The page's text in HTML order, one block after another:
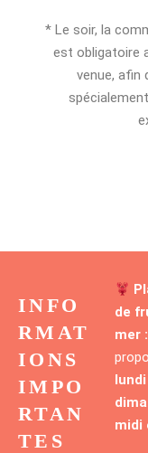
* Le soir, la
est obligatoire
venue, afin
INFO
RMAT
IONS
IMPO
RTAN
TES
de
mer :
midi